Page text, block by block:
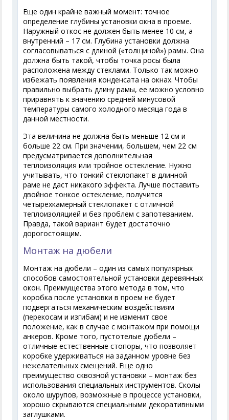
Еще один крайне важный момент: точное
определение глубины установки окна в проеме.
Наружный откос не должен быть менее 10 см, а
внутренний – 17 см. Глубина установки должна
согласовываться с длиной («толщиной») рамы. Она
должна быть такой, чтобы точка росы была
расположена между стеклами. Только так можно
избежать появления конденсата на окнах. Чтобы
правильно выбрать длину рамы, ее можно условно
приравнять к значению средней минусовой
температуры самого холодного месяца года в
данной местности.
Эта величина не должна быть меньше 12 см и
больше 22 см. При значении, большем, чем 22 см
предусматривается дополнительная
теплоизоляция или тройное остекление. Нужно
учитывать, что тонкий стеклопакет в длинной
раме не даст никакого эффекта. Лучше поставить
двойное тонкое остекление, получится
четырехкамерный стеклопакет с отличной
теплоизоляцией и без проблем с запотеванием.
Правда, такой вариант будет достаточно
дорогостоящим.
Монтаж на дюбели
Монтаж на дюбели – один из самых популярных
способов самостоятельной установки деревянных
окон. Преимущества этого метода в том, что
коробка после установки в проем не будет
подвергаться механическим воздействиям
(перекосам и изгибам) и не изменит свое
положение, как в случае с монтажом при помощи
анкеров. Кроме того, пустотелые дюбели –
отличные естественные стопоры, что позволяет
коробке удерживаться на заданном уровне без
нежелательных смещений. Еще одно
преимущество сквозной установки – монтаж без
использования специальных инструментов. Сколы
около шурупов, возможные в процессе установки,
хорошо скрываются специальными декоративными
заглушками.